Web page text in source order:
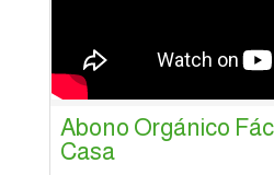
Abono Orgánico
Casa